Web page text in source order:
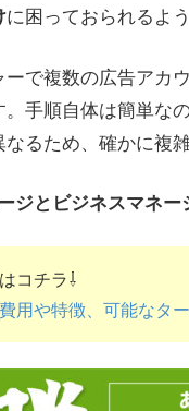
に困っておられるよ
で複数の広告アカ
手順自体は簡単な
るため、確かに複
ジとビジネスマネ
コチラ⇩
用や特徴、可能なタ